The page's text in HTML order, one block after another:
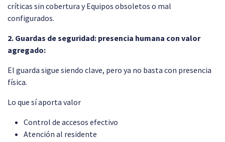
críticas sin cobertura y Equipos obsoletos o mal
configurados.
2. Guardas de seguridad: presencia humana con valor
agregado:
El guarda sigue siendo clave, pero ya no basta con presencia
física.
Lo que sí aporta valor
Control de accesos efectivo
Atención al residente